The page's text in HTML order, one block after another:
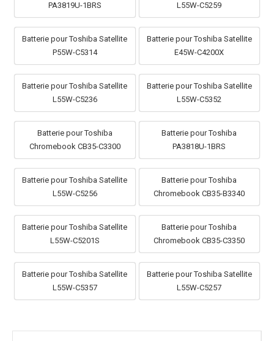
PA3819U-1BRS
L55W-C5259
Batterie pour Toshiba Satellite
P55W-C5314
Batterie pour Toshiba Satellite
E45W-C4200X
Batterie pour Toshiba Satellite
L55W-C5236
Batterie pour Toshiba Satellite
L55W-C5352
Batterie pour Toshiba
Chromebook CB35-C3300
Batterie pour Toshiba
PA3818U-1BRS
Batterie pour Toshiba Satellite
L55W-C5256
Batterie pour Toshiba
Chromebook CB35-B3340
Batterie pour Toshiba Satellite
L55W-C5201S
Batterie pour Toshiba
Chromebook CB35-C3350
Batterie pour Toshiba Satellite
L55W-C5357
Batterie pour Toshiba Satellite
L55W-C5257